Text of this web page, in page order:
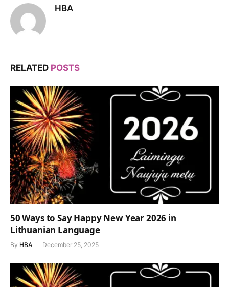
HBA
RELATED POSTS
50 Ways to Say Happy New Year 2026 in
Lithuanian Language
By HBA December 25, 2025